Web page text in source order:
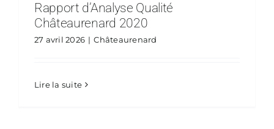
Rapport d’Analyse Qualité
Châteaurenard 2020
27 avril 2026 | Châteaurenard
Lire la suite